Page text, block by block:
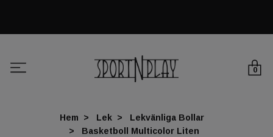
0
Hem Lek
Lekvänliga Bollar
Basketboll Multicolor Liten